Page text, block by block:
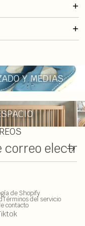
Y MEDIAS
Y MEDIAS
de Shopify
Términos del servicio
contacto